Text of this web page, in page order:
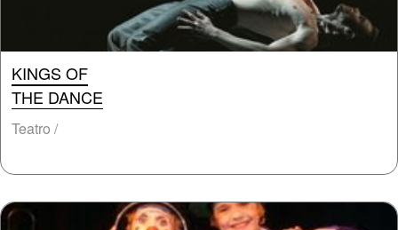
KINGS OF
THE DANCE
Teatro /